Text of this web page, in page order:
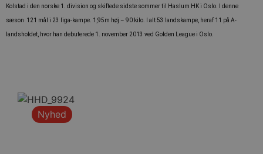
Kolstad i den norske 1. division og skiftede sidste sommer til Haslum HK i Oslo. I denne
sæson 121 mål i 23 liga-kampe. 1,95m høj – 90 kilo. I alt 53 landskampe, heraf 11 på A-
landsholdet, hvor han debuterede 1. november 2013 ved Golden League i Oslo.
Nyhed